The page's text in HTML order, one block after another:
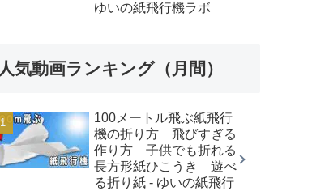
ゆいの紙飛行機ラボ
人気動画ランキング（月間）
100メートル飛ぶ紙飛行
機の折り方 飛びすぎる
作り方 子供でも折れる
長方形紙ひこうき 遊べ
る折り紙 - ゆいの紙飛行